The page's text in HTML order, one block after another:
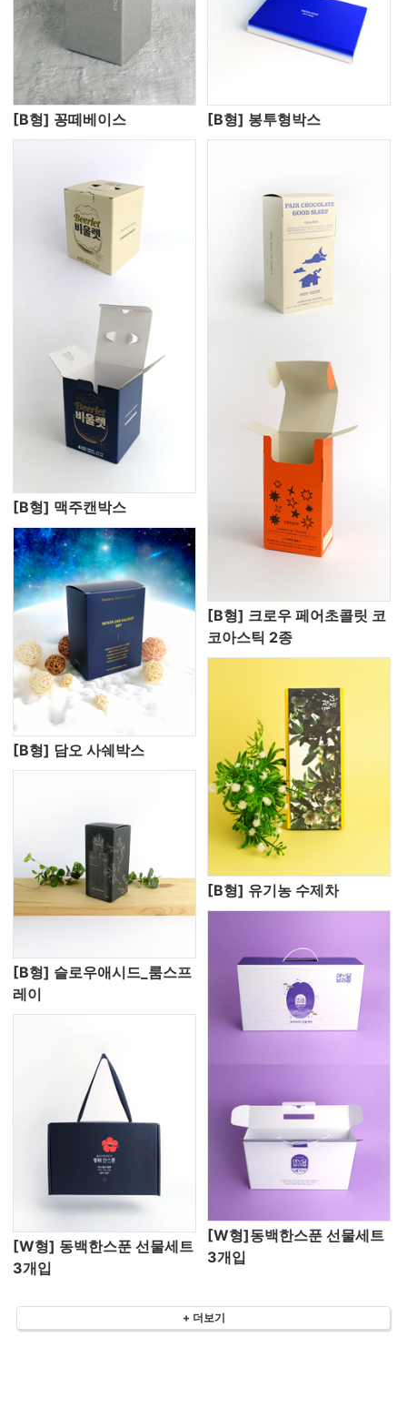
[B형] 꽁떼베이스
[B형] 맥주캔박스
[B형] 봉투형박스
[B형] 담오 사쉐박스
[B형] 크로우 페어초콜릿 코
코아스틱 2종
[B형] 슬로우애시드_룸스프
레이
[B형] 유기농 수제차
[W형] 동백한스푼 선물세트
3개입
[W형]동백한스푼 선물세트
3개입
+ 더보기